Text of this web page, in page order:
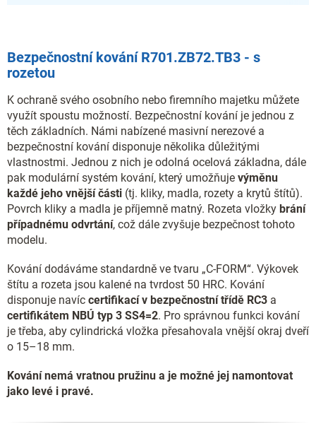
Bezpečnostní kování R701.ZB72.TB3 - s
rozetou
K ochraně svého osobního nebo firemního majetku můžete
využít spoustu možností. Bezpečnostní kování je jednou z
těch základních. Námi nabízené masivní nerezové a
bezpečnostní kování disponuje několika důležitými
vlastnostmi. Jednou z nich je odolná ocelová základna, dále
pak modulární systém kování, který umožňuje výměnu
každé jeho vnější části (tj. kliky, madla, rozety a krytů štítů).
Povrch kliky a madla je příjemně matný. Rozeta vložky brání
případnému odvrtání, což dále zvyšuje bezpečnost tohoto
modelu.
Kování dodáváme standardně ve tvaru „C-FORM“. Výkovek
štítu a rozeta jsou kalené na tvrdost 50 HRC. Kování
disponuje navíc certifikací v bezpečnostní třídě RC3 a
certifikátem NBÚ typ 3 SS4=2. Pro správnou funkci kování
je třeba, aby cylindrická vložka přesahovala vnější okraj dveří
o 15–18 mm.
Kování nemá vratnou pružinu a je možné jej namontovat
jako levé i pravé.